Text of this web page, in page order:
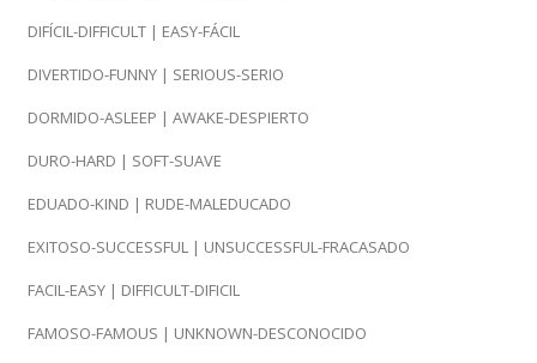
DIFÍCIL-DIFFICULT | EASY-FÁCIL
DIVERTIDO-FUNNY | SERIOUS-SERIO
DORMIDO-ASLEEP | AWAKE-DESPIERTO
DURO-HARD | SOFT-SUAVE
EDUADO-KIND | RUDE-MALEDUCADO
EXITOSO-SUCCESSFUL | UNSUCCESSFUL-FRACASADO
FACIL-EASY | DIFFICULT-DIFICIL
FAMOSO-FAMOUS | UNKNOWN-DESCONOCIDO